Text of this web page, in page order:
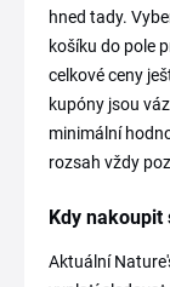
hned tady.
košíku do pole
celkové ceny
kupóny jsou
minimální
rozsah vždy
Kdy nakoupit
Aktuální